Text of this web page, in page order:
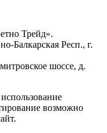
Трейд».
Балкарская Респ., г.
шоссе, д.
возможно